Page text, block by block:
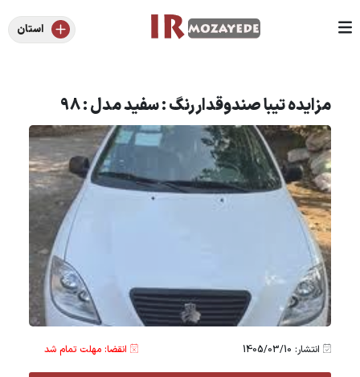
استان
مزایده تیبا صندوقدار رنگ : سفید مدل : 98
انتشار: 1405/03/10 انقضا: مهلت تمام شد